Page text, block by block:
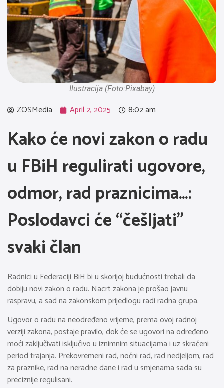
Ilustracija (Foto:Pixabay)
ZOSMedia April 2, 2025 8:02 am
Kako će novi zakon o radu
u FBiH regulirati ugovore,
odmor, rad praznicima…:
Poslodavci će “češljati”
svaki član
Radnici u Federaciji BiH bi u skorijoj budućnosti trebali da
dobiju novi zakon o radu. Nacrt zakona je prošao javnu
raspravu, a sad na zakonskom prijedlogu radi radna grupa.
Ugovor o radu na neodređeno vrijeme, prema ovoj radnoj
verziji zakona, postaje pravilo, dok će se ugovori na određeno
moći zaključivati isključivo u iznimnim situacijama i uz skraćeni
period trajanja. Prekovremeni rad, noćni rad, rad nedjeljom, rad
za praznike, rad na neradne dane i rad u smjenama sada su
preciznije regulisani.